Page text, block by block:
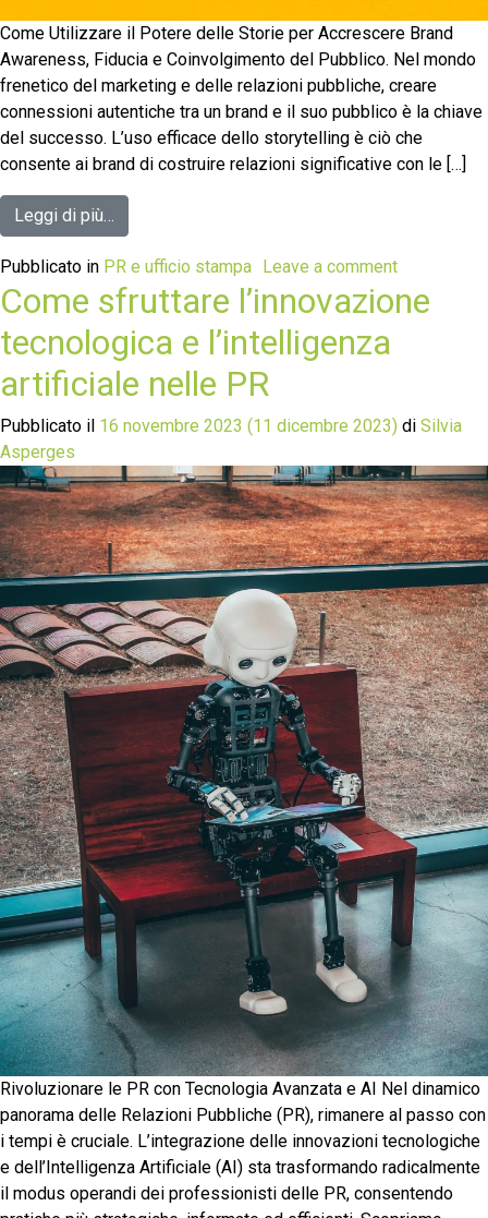
Come Utilizzare il Potere delle Storie per Accrescere Brand
Awareness, Fiducia e Coinvolgimento del Pubblico. Nel mondo
frenetico del marketing e delle relazioni pubbliche, creare
connessioni autentiche tra un brand e il suo pubblico è la chiave
del successo. L’uso efficace dello storytelling è ciò che
consente ai brand di costruire relazioni significative con le […]
Leggi di più…
Pubblicato in PR e ufficio stampa Leave a comment
Come sfruttare l’innovazione
tecnologica e l’intelligenza
artificiale nelle PR
Pubblicato il 16 novembre 2023 (11 dicembre 2023) di Silvia
Asperges
Rivoluzionare le PR con Tecnologia Avanzata e AI Nel dinamico
panorama delle Relazioni Pubbliche (PR), rimanere al passo con
i tempi è cruciale. L’integrazione delle innovazioni tecnologiche
e dell’Intelligenza Artificiale (AI) sta trasformando radicalmente
il modus operandi dei professionisti delle PR, consentendo